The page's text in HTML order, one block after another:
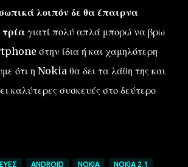
λοιπόν δε θα έπαιρνα
γιατί πολύ απλά μπορώ να βρω
στην ίδια ή και χαμηλότερη
ότι η Nokia θα δει τα λάθη της και
καλύτερες συσκευές στο δεύτερο
ANDROID NOKIA NOKIA 2.1